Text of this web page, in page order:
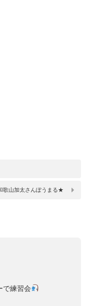
歌山加太さんぽうまる★
で練習会